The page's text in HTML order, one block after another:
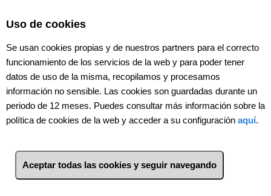
Uso de cookies
Se usan cookies propias y de nuestros partners para el correcto
funcionamiento de los servicios de la web y para poder tener
datos de uso de la misma, recopilamos y procesamos
información no sensible. Las cookies son guardadas durante un
periodo de 12 meses. Puedes consultar más información sobre la
política de cookies de la web y acceder a su configuración aquí.
Aceptar todas las cookies y seguir navegando